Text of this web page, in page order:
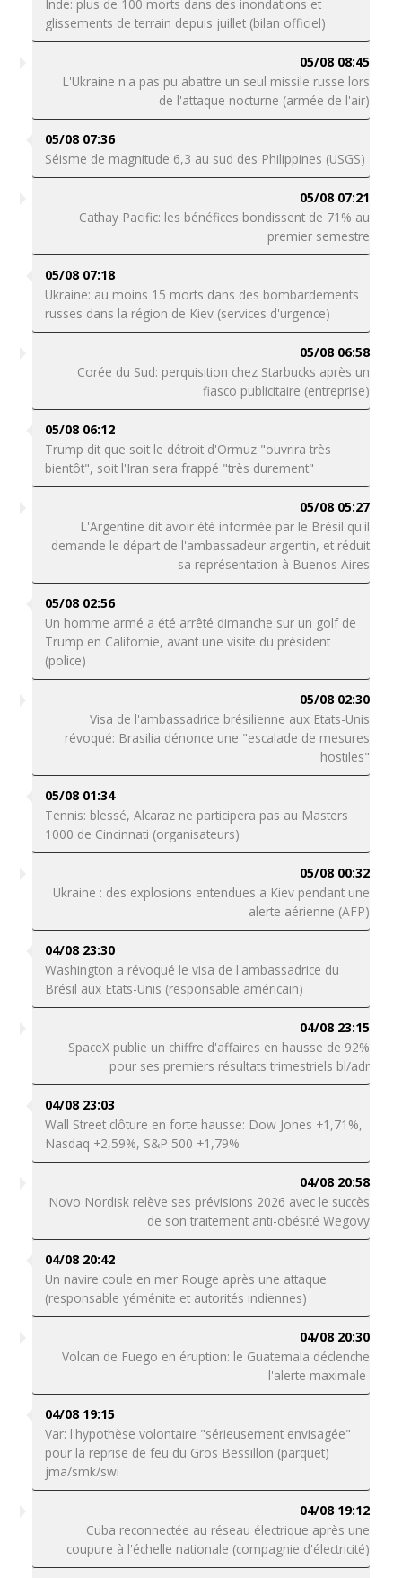
Inde: plus de 100 morts dans des inondations et
glissements de terrain depuis juillet (bilan officiel)
05/08 08:45
L'Ukraine n'a pas pu abattre un seul missile russe lors
de l'attaque nocturne (armée de l'air)
05/08 07:36
Séisme de magnitude 6,3 au sud des Philippines (USGS)
05/08 07:21
Cathay Pacific: les bénéfices bondissent de 71% au
premier semestre
05/08 07:18
Ukraine: au moins 15 morts dans des bombardements
russes dans la région de Kiev (services d'urgence)
05/08 06:58
Corée du Sud: perquisition chez Starbucks après un
fiasco publicitaire (entreprise)
05/08 06:12
Trump dit que soit le détroit d'Ormuz "ouvrira très
bientôt", soit l'Iran sera frappé "très durement"
05/08 05:27
L'Argentine dit avoir été informée par le Brésil qu'il
demande le départ de l'ambassadeur argentin, et réduit
sa représentation à Buenos Aires
05/08 02:56
Un homme armé a été arrêté dimanche sur un golf de
Trump en Californie, avant une visite du président
(police)
05/08 02:30
Visa de l'ambassadrice brésilienne aux Etats-Unis
révoqué: Brasilia dénonce une "escalade de mesures
hostiles"
05/08 01:34
Tennis: blessé, Alcaraz ne participera pas au Masters
1000 de Cincinnati (organisateurs)
05/08 00:32
Ukraine : des explosions entendues a Kiev pendant une
alerte aérienne (AFP)
04/08 23:30
Washington a révoqué le visa de l'ambassadrice du
Brésil aux Etats-Unis (responsable américain)
04/08 23:15
SpaceX publie un chiffre d'affaires en hausse de 92%
pour ses premiers résultats trimestriels bl/adr
04/08 23:03
Wall Street clôture en forte hausse: Dow Jones +1,71%,
Nasdaq +2,59%, S&P 500 +1,79%
04/08 20:58
Novo Nordisk relève ses prévisions 2026 avec le succès
de son traitement anti-obésité Wegovy
04/08 20:42
Un navire coule en mer Rouge après une attaque
(responsable yéménite et autorités indiennes)
04/08 20:30
Volcan de Fuego en éruption: le Guatemala déclenche
l'alerte maximale
04/08 19:15
Var: l'hypothèse volontaire "sérieusement envisagée"
pour la reprise de feu du Gros Bessillon (parquet)
jma/smk/swi
04/08 19:12
Cuba reconnectée au réseau électrique après une
coupure à l'échelle nationale (compagnie d'électricité)